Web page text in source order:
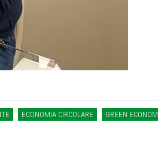
ECONOMIA CIRCOLARE GREEN